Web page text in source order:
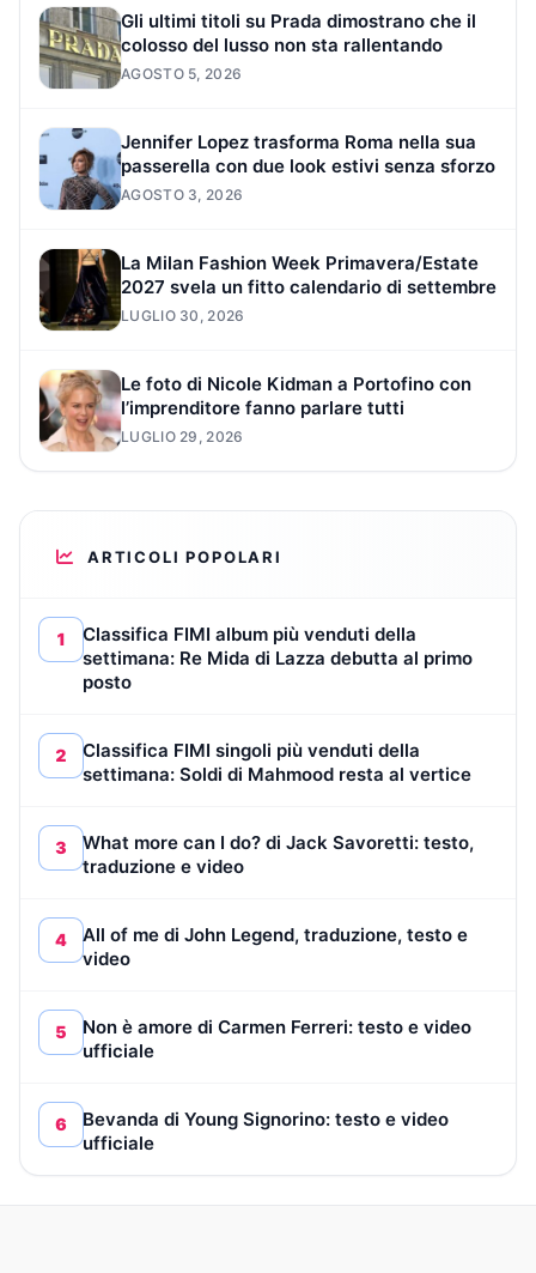
Gli ultimi titoli su Prada dimostrano che il
colosso del lusso non sta rallentando
AGOSTO 5, 2026
Jennifer Lopez trasforma Roma nella sua
passerella con due look estivi senza sforzo
AGOSTO 3, 2026
La Milan Fashion Week Primavera/Estate
2027 svela un fitto calendario di settembre
LUGLIO 30, 2026
Le foto di Nicole Kidman a Portofino con
l’imprenditore fanno parlare tutti
LUGLIO 29, 2026
ARTICOLI POPOLARI
1
Classifica FIMI album più venduti della
settimana: Re Mida di Lazza debutta al primo
posto
2
Classifica FIMI singoli più venduti della
settimana: Soldi di Mahmood resta al vertice
3
What more can I do? di Jack Savoretti: testo,
traduzione e video
4
All of me di John Legend, traduzione, testo e
video
5
Non è amore di Carmen Ferreri: testo e video
ufficiale
6
Bevanda di Young Signorino: testo e video
ufficiale